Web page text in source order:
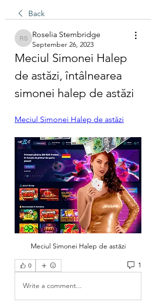
Back
Roselia Stembridge
Roselia Stembridge
September 26, 2023
Meciul Simonei Halep
de astăzi, întâlnearea
simonei halep de astăzi
Meciul Simonei Halep de astăzi
Meciul Simonei Halep de astăzi
0 1
Write a comment...